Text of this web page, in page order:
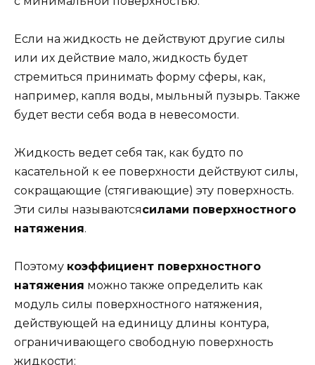
Если на жидкость не действуют другие силы
или их действие мало, жидкость будет
стремиться принимать форму сферы, как,
например, капля воды, мыльный пузырь. Также
будет вести себя вода в невесомости.
Жидкость ведет себя так, как будто по
касательной к ее поверхности действуют силы,
сокращающие (стягивающие) эту поверхность.
Эти силы называютсясилами поверхностного
натяжения.
Поэтому коэффициент поверхностного
натяжения можно также определить как
модуль силы поверхностного натяжения,
действующей на единицу длины контура,
ограничивающего свободную поверхность
жидкости: